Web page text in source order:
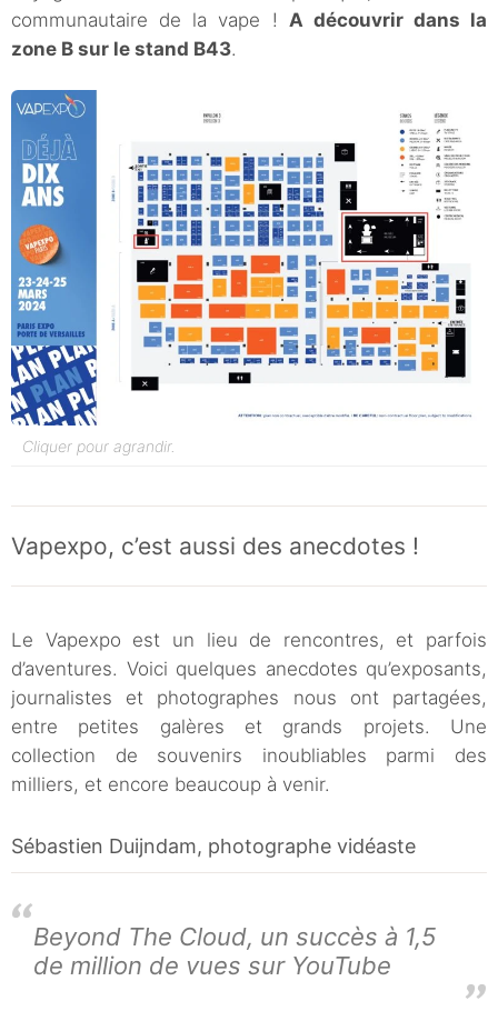
communautaire de la vape ! A découvrir dans la
zone B sur le stand B43.
Cliquer pour agrandir.
Vapexpo, c’est aussi des anecdotes !
Le Vapexpo est un lieu de rencontres, et parfois
d’aventures. Voici quelques anecdotes qu’exposants,
journalistes et photographes nous ont partagées,
entre petites galères et grands projets. Une
collection de souvenirs inoubliables parmi des
milliers, et encore beaucoup à venir.
Sébastien Duijndam, photographe vidéaste
Beyond The Cloud, un succès à 1,5
de million de vues sur YouTube